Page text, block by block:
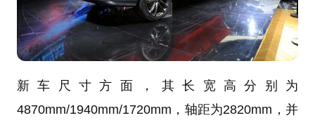
新车尺寸方面，其长宽高分别为
4870mm/1940mm/1720mm，轴距为2820mm，并